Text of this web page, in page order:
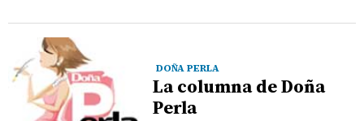
DOÑA PERLA
La columna de Doña
Perla